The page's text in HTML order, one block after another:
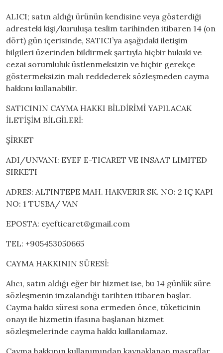
ALICI; satın aldığı ürünün kendisine veya gösterdiği
adresteki kişi/kuruluşa teslim tarihinden itibaren 14 (on
dört) gün içerisinde, SATICI’ya aşağıdaki iletişim
bilgileri üzerinden bildirmek şartıyla hiçbir hukuki ve
cezai sorumluluk üstlenmeksizin ve hiçbir gerekçe
göstermeksizin malı reddederek sözleşmeden cayma
hakkını kullanabilir.
SATICININ CAYMA HAKKI BİLDİRİMİ YAPILACAK
İLETİŞİM BİLGİLERİ:
ŞİRKET
ADI/UNVANI: EYEF E-TICARET VE INSAAT LIMITED
SIRKETI
ADRES: ALTINTEPE MAH. HAKVERIR SK. NO: 2 IÇ KAPI
NO: 1 TUSBA/ VAN
EPOSTA: eyefticaret@gmail.com
TEL: +905453050665
CAYMA HAKKININ SÜRESİ:
Alıcı, satın aldığı eğer bir hizmet ise, bu 14 günlük süre
sözleşmenin imzalandığı tarihten itibaren başlar.
Cayma hakkı süresi sona ermeden önce, tüketicinin
onayı ile hizmetin ifasına başlanan hizmet
sözleşmelerinde cayma hakkı kullanılamaz.
Cayma hakkının kullanımından kaynaklanan masraflar